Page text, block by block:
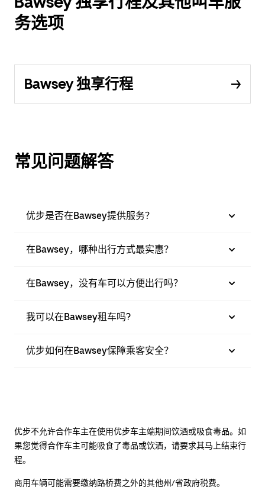
务选项
Bawsey 独享行程
常见问题解答
优步是否在Bawsey提供服务？
在Bawsey，哪种出行方式最实惠？
在Bawsey，没有车可以方便出行吗？
我可以在Bawsey租车吗?
优步如何在Bawsey保障乘客安全？
优步不允许合作车主在使用优步车主端期间饮酒或吸食毒品。如
果您觉得合作车主可能吸食了毒品或饮酒，请要求其马上结束行
程。
商用车辆可能需要缴纳路桥费之外的其他州/省政府税费。